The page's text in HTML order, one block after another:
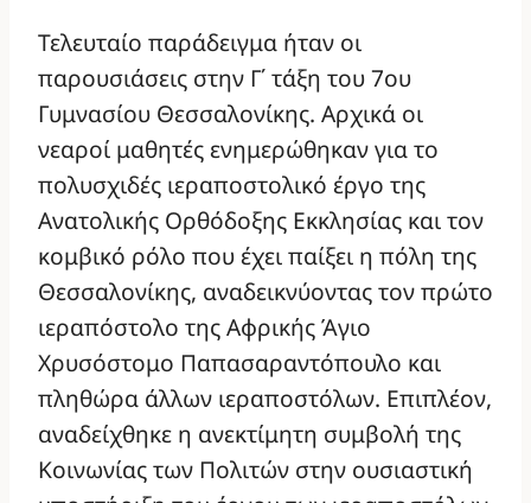
Τελευταίο παράδειγμα ήταν οι
παρουσιάσεις στην Γ΄ τάξη του 7ου
Γυμνασίου Θεσσαλονίκης. Αρχικά οι
νεαροί μαθητές ενημερώθηκαν για το
πολυσχιδές ιεραποστολικό έργο της
Ανατολικής Ορθόδοξης Εκκλησίας και τον
κομβικό ρόλο που έχει παίξει η πόλη της
Θεσσαλονίκης, αναδεικνύοντας τον πρώτο
ιεραπόστολο της Αφρικής Άγιο
Χρυσόστομο Παπασαραντόπουλο και
πληθώρα άλλων ιεραποστόλων. Επιπλέον,
αναδείχθηκε η ανεκτίμητη συμβολή της
Κοινωνίας των Πολιτών στην ουσιαστική